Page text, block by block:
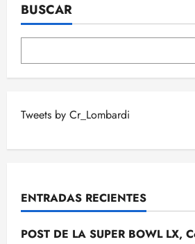
BUSCAR
Tweets by Cr_Lombardi
ENTRADAS RECIENTES
POST DE LA SUPER BOWL LX,